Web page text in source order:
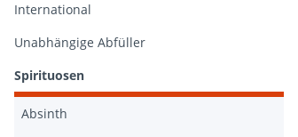
International
Unabhängige Abfüller
Spirituosen
Absinth